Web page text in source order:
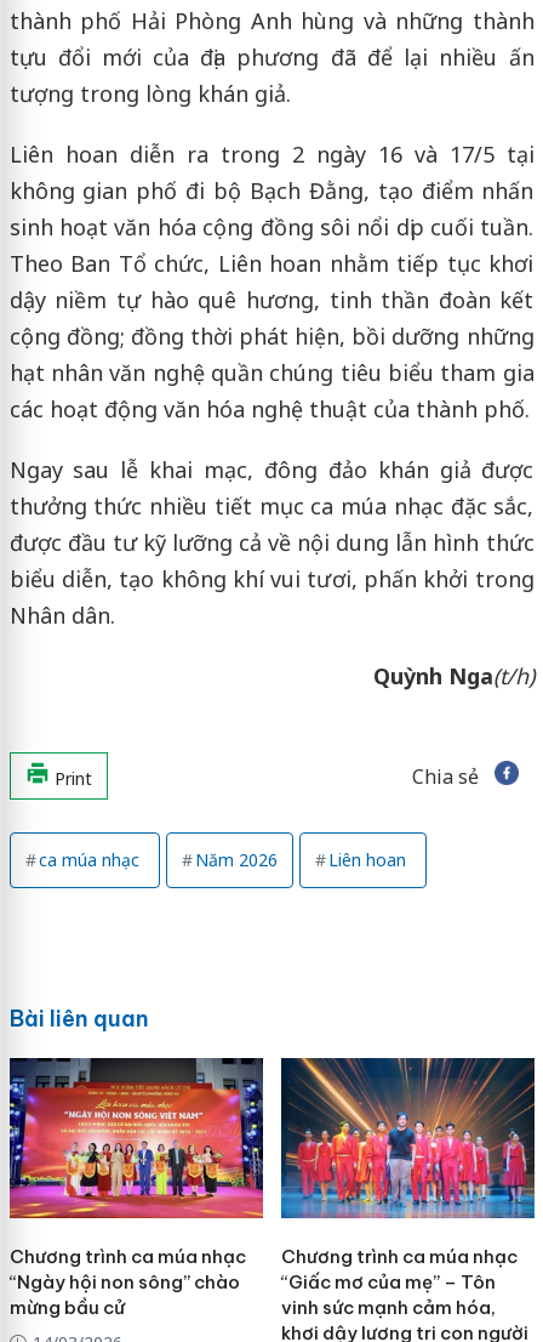
thành phố Hải Phòng Anh hùng và những thành
tựu đổi mới của địa phương đã để lại nhiều ấn
tượng trong lòng khán giả.
Liên hoan diễn ra trong 2 ngày 16 và 17/5 tại
không gian phố đi bộ Bạch Đằng, tạo điểm nhấn
sinh hoạt văn hóa cộng đồng sôi nổi dịp cuối tuần.
Theo Ban Tổ chức, Liên hoan nhằm tiếp tục khơi
dậy niềm tự hào quê hương, tinh thần đoàn kết
cộng đồng; đồng thời phát hiện, bồi dưỡng những
hạt nhân văn nghệ quần chúng tiêu biểu tham gia
các hoạt động văn hóa nghệ thuật của thành phố.
Ngay sau lễ khai mạc, đông đảo khán giả được
thưởng thức nhiều tiết mục ca múa nhạc đặc sắc,
được đầu tư kỹ lưỡng cả về nội dung lẫn hình thức
biểu diễn, tạo không khí vui tươi, phấn khởi trong
Nhân dân.
Quỳnh Nga(t/h)
Print Chia sẻ
ca múa nhạc Năm 2026 Liên hoan
Bài liên quan
Chương trình ca múa nhạc
“Ngày hội non sông” chào
mừng bầu cử
Chương trình ca múa nhạc
“Giấc mơ của mẹ” – Tôn
vinh sức mạnh cảm hóa,
khơi dậy lương tri con người